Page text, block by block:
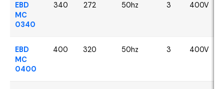
EBD
MC
0340
340 272 50hz 3 400V
EBD
MC
0400
400 320 50hz 3 400V